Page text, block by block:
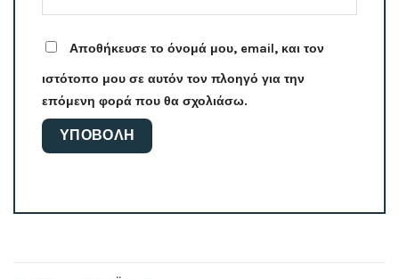
Αποθήκευσε το όνομά μου, email, και τον
ιστότοπο μου σε αυτόν τον πλοηγό για την
επόμενη φορά που θα σχολιάσω.